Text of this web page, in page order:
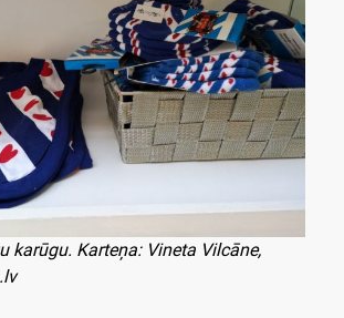
karūgu. Karteņa: Vineta Vilcāne,